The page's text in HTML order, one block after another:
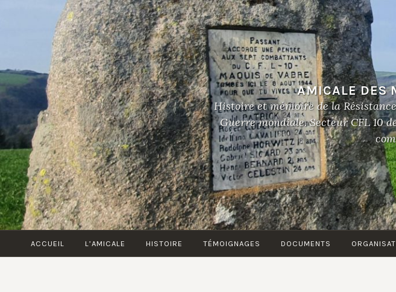
AMICALE DES
Histoire et mémoire de la
Guerre mondiale. Secteur CFL 10
ACCUEIL L’AMICALE HISTOIRE TÉMOIGNAGES DOCUMENTS